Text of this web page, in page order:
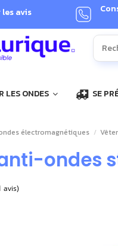
avis
LES ONDES SE
électromagnétiques
ondes